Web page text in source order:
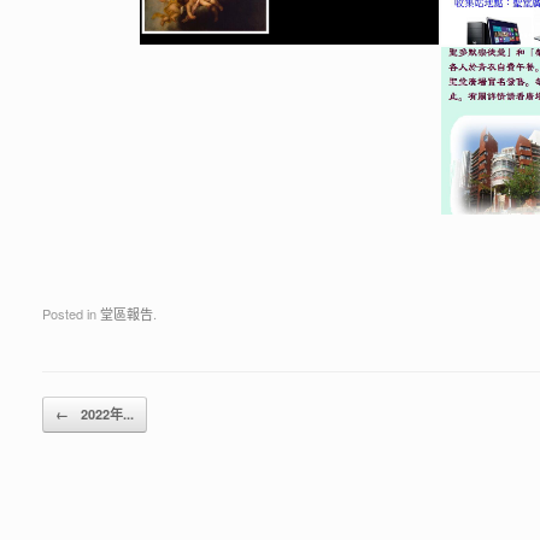
Posted in堂區報告.
Post navigation
← 2022年...